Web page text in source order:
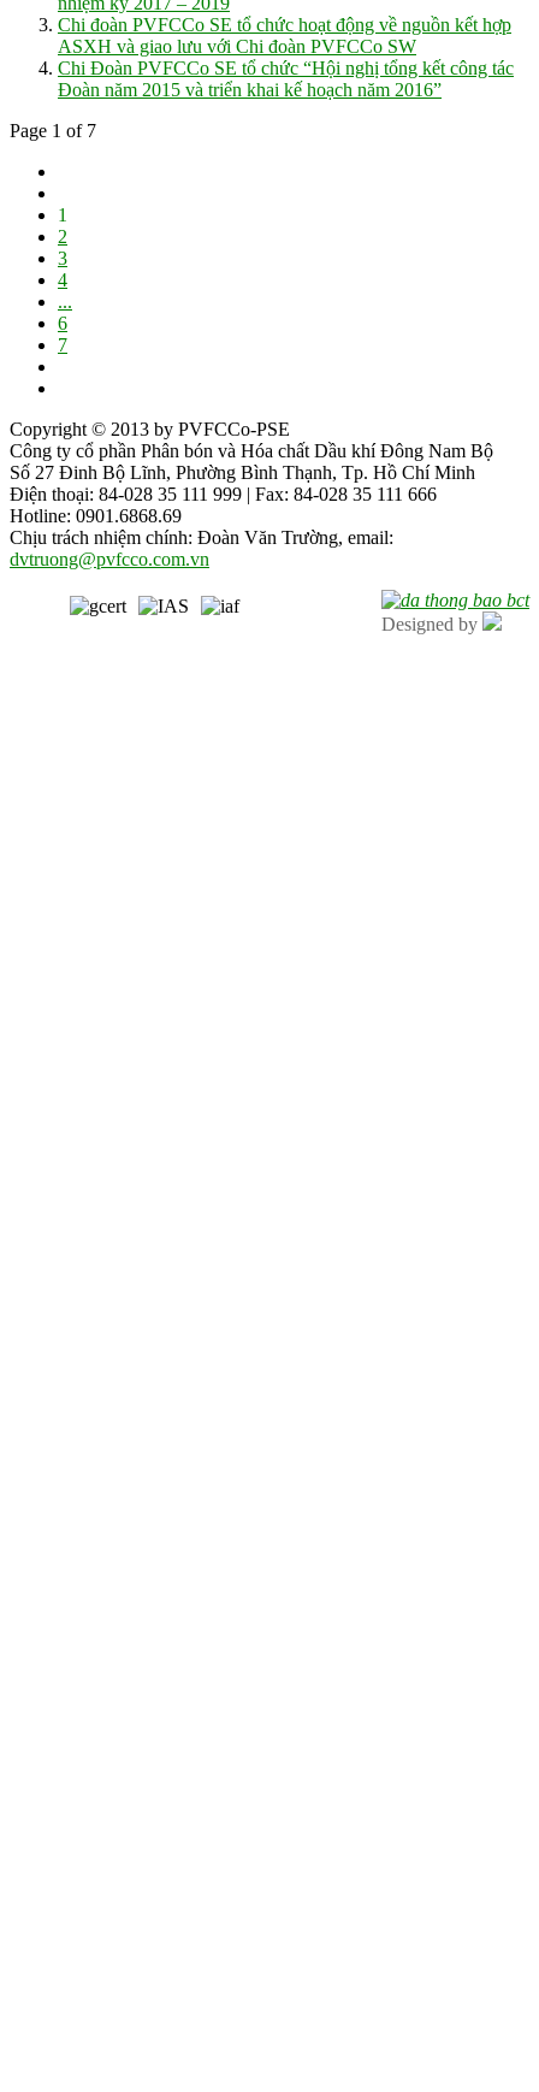
Chi đoàn PVFCCo SE tổ chức hoạt động về nguồn kết hợp
ASXH và giao lưu với Chi đoàn PVFCCo SW
Chi Đoàn PVFCCo SE tổ chức “Hội nghị tổng kết công tác
Đoàn năm 2015 và triển khai kế hoạch năm 2016”
Page 1 of 7
1
2
3
4
...
6
7
Copyright © 2013 by PVFCCo-PSE
Công ty cổ phần Phân bón và Hóa chất Dầu khí Đông Nam Bộ
Số 27 Đinh Bộ Lĩnh, Phường Bình Thạnh, Tp. Hồ Chí Minh
Điện thoại: 84-028 35 111 999 | Fax: 84-028 35 111 666
Hotline: 0901.6868.69
Chịu trách nhiệm chính: Đoàn Văn Trường, email:
dvtruong@pvfcco.com.vn
Designed by